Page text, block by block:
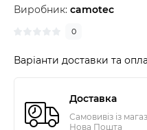
Виробник: camotec
0
Варіанти доставки та
Доставка
Самовивіз із
Нова Пошта